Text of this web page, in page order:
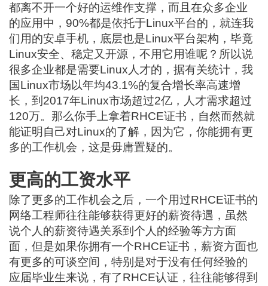
都离不开一个好的运维作支撑，而且在众多企业
的应用中，90%都是依托于Linux平台的，就连我
们用的安卓手机，底层也是Linux平台架构，毕竟
Linux安全、稳定又开源，不用它用谁呢？所以说
很多企业都是需要Linux人才的，据有关统计，我
国Linux市场以年均43.1%的复合增长率高速增
长，到2017年Linux市场超过2亿，人才需求超过
120万。那么你手上拿着RHCE证书，自然而然就
能证明自己对Linux的了解，因为它，你能拥有更
多的工作机会，这是毋庸置疑的。
更高的工资水平
除了更多的工作机会之后，一个用过RHCE证书的
网络工程师往往能够获得更好的薪资待遇，虽然
说个人的薪资待遇关系到个人的经验等方方面
面，但是如果你拥有一个RHCE证书，薪资方面也
有更多的可谈空间，特别是对于没有任何经验的
应届毕业生来说，有了RHCE认证，往往能够得到